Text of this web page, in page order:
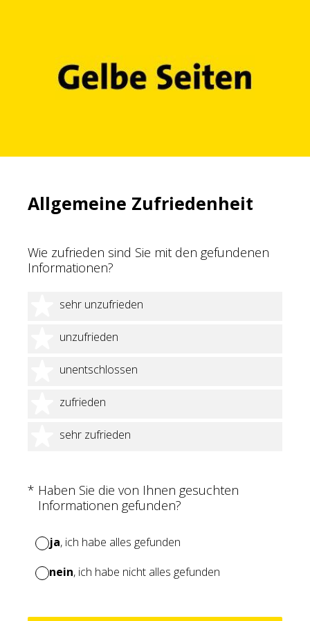
Allgemeine Zufriedenheit
Wie zufrieden sind Sie mit den gefundenen
Informationen?
sehr unzufrieden
1 Stern
unzufrieden
2 Sterne
unentschlossen
3 Sterne
zufrieden
4 Sterne
sehr zufrieden
5 Sterne
* Haben Sie die von Ihnen gesuchten
Informationen gefunden?
(Erforderlich.)
ja, ich habe alles gefunden
nein, ich habe nicht alles gefunden